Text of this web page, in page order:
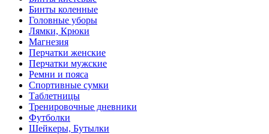
Бинты коленные
Головные уборы
Лямки, Крюки
Магнезия
Перчатки женские
Перчатки мужские
Ремни и пояса
Спортивные сумки
Таблетницы
Тренировочные дневники
Футболки
Шейкеры, Бутылки